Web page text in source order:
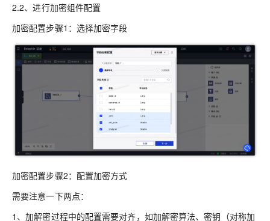
2.2、进行加密组件配置
加密配置步骤1：选择加密字段
加密配置步骤2：配置加密方式
需要注意一下两点：
1、加解密过程中的配置需要对齐，如加解密算法、密钥（对称加